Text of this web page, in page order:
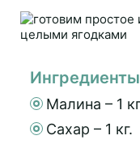
Ингредиенты
Малина – 1
Сахар – 1 кг.